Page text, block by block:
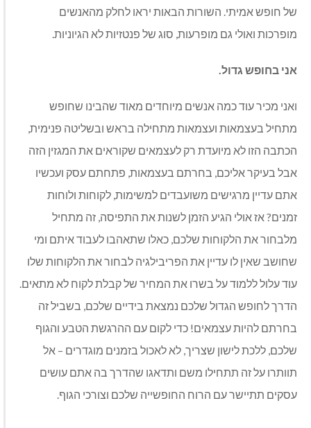
של חופש אמיתי. השורות הבאות יראו לחלק מהאנשים
מופרכות ואולי גם מופרעות, סוג של פנטזיות לא הגיוניות.
אני בחופש גדול.
ואני מכיר עוד כמה אנשים מיוחדים מאוד שהבינו שחופש
מתחיל בעצמאות ועצמאות מתחילה בראש ובשליטה פנימית,
הכתבה הזו לא מיועדת רק לעצמאים שקוראים את המגזין הזה
אבל בעיקר אליכם, בחרתם בעצמאות, פתחתם עסק ועכשיו
אתם עדיין מרגישים משועבדים למשימות, לקוחות ולוחות
זמנים? אז אולי הגיע הזמן לשנות את התפיסה, זה מתחיל
מלבחור את הלקוחות שלכם, כאלו שתאהבו לעבוד איתם ומי
שחושב שאין לו עדיין את הפריבילגיה לבחור את הלקוחות שלו
עוד עלול ללמוד על בשרו את המחיר של קבלת לקוח לא מתאים.
הדרך לחופש הגדול שלכם נמצאת בידיים שלכם, בשביל זה
בחרתם להיות עצמאים! כדי לקום עם ההרגשת הטבע והגוף
שלכם, ללכת לישון שצריך, לא לאכול בזמנים מוגדרים – אל
תוותרו על זה תתחילו משם ותדאגו שהדרך בה אתם עושים
עסקים תתיישר עם הרוח החופשייה שלכם וצורכי הגוף.